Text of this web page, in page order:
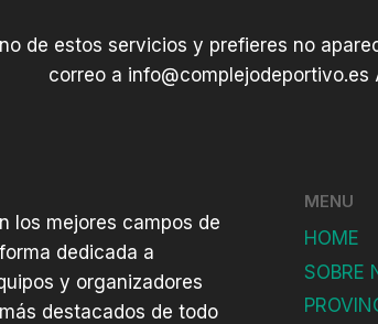
de estos servicios y prefieres no
correo a info@complejodeportivo.es
los mejores campos de
dedicada a
y organizadores
destacados de todo
MENU
HOME
SOBRE